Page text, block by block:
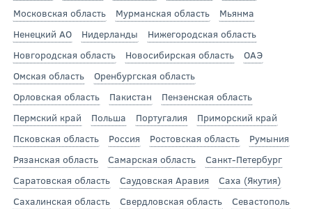
Московская область
Мурманская область
Мьянма
Ненецкий АО
Нидерланды
Нижегородская область
Новгородская область
Новосибирская область
ОАЭ
Омская область
Оренбургская область
Орловская область
Пакистан
Пензенская область
Пермский край
Польша Португалия
Приморский край
Псковская область
Россия Ростовская область
Румыния
Рязанская область
Самарская область
Санкт-Петербург
Саратовская область
Саудовская Аравия
Саха (Якутия)
Сахалинская область
Свердловская область
Севастополь